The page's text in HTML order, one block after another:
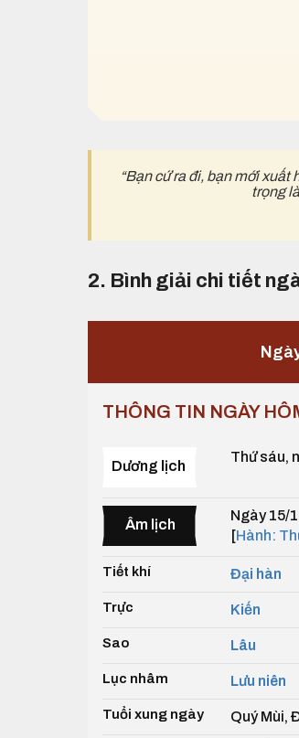
“Bạn cứ ra đi, bạn mới
trọng
2. Bình giải chi tiết
THÔNG TIN NGÀY
Dương lịch
Thứ sáu,
Âm lịch
Ngày 15/
[Hành:
Tiết khí Đại hàn
Trực Kiến
Sao Lâu
Lục nhâm Lưu niên
Tuổi xung ngày Quý Mùi,